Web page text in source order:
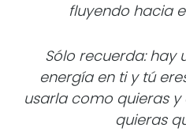
fluyendo hacia
Sólo recuerda: hay
energía en ti y tú
usarla como quieras
quieras